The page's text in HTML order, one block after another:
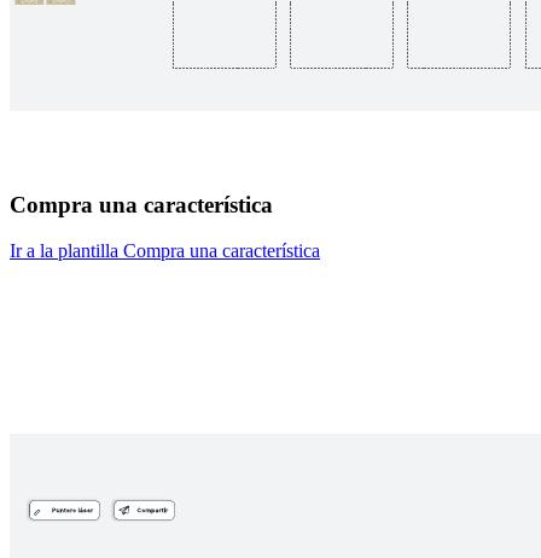
Compra una característica
Ir a la plantilla Compra una característica